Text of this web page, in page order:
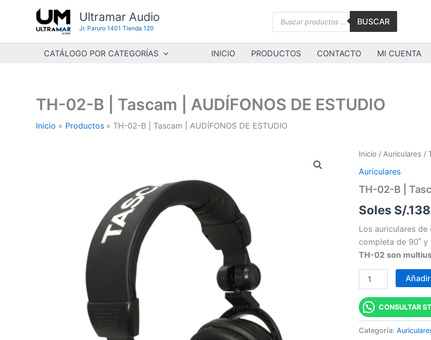
contenido
Ultramar Audio
Jr. Paruro 1401 Tienda 120
Búsqueda
BUSCAR
CATÁLOGO POR CATEGORÍAS INICIO PRODUCTOS CONTACTO MI CUENTA
TH-02-B | Tascam | AUDÍFONOS DE ESTUDIO
Inicio Productos TH-02-B | Tascam | AUDÍFONOS DE ESTUDIO
Inicio / Auriculares /
Auriculares
TH-02-B |
Soles S/.
Los auriculares de
completa de 90˚
TH-02 son
TH-
B
Tascam
AUDÍFONOS
ESTUDIO
cantidad
CONSULTAR
Categoría: